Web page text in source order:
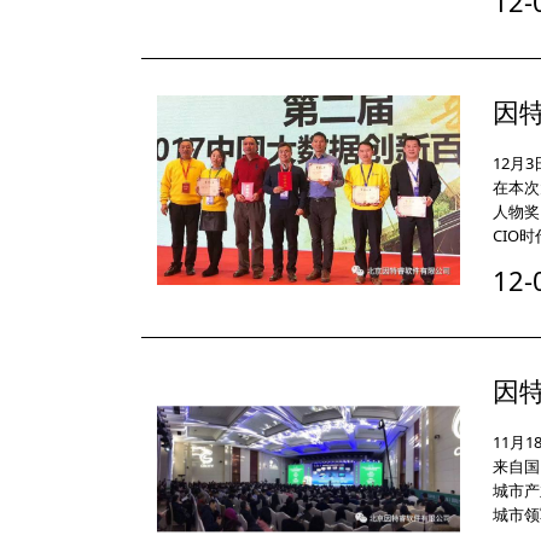
因
12月3
在本
人物
CIO时
12-
因
11月
来自
城市
城市